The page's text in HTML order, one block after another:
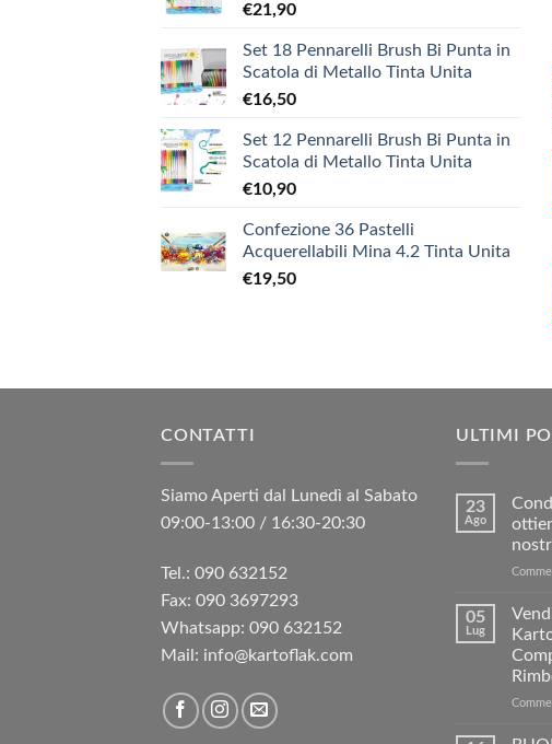
€21,90
Set 18 Pennarelli Brush Bi Punta in
Scatola di Metallo Tinta Unita
€16,50
Set 12 Pennarelli Brush Bi Punta in
Scatola di Metallo Tinta Unita
€10,90
Confezione 36 Pastelli
Acquerellabili Mina 4.2 Tinta Unita
€19,50
CONTATTI
Siamo Aperti dal Lunedì al Sabato
09:00-13:00 / 16:30-20:30
Tel.: 090 632152
Fax: 090 3697293‬
Whatsapp: 090 632152
Mail: info@kartoflak.com
ULTIMI
23
Ago
05
Lug